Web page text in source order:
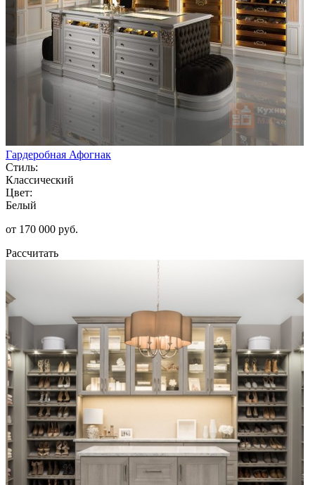
Гардеробная Афогнак
Стиль:
Классический
Цвет:
Белый
от 170 000 руб.
Рассчитать